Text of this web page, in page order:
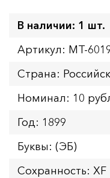
В наличии: 1 шт.
Артикул: MT-
Страна:
Номинал: 10
Год: 1899
Буквы: (ЭБ)
Сохранность: XF